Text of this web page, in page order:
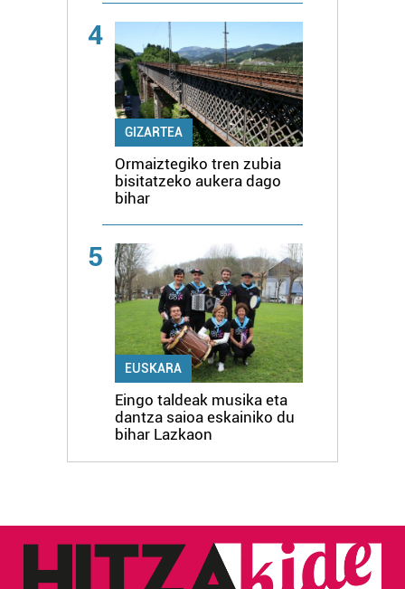
4
GIZARTEA
Ormaiztegiko tren zubia
bisitatzeko aukera dago
bihar
5
EUSKARA
Eingo taldeak musika eta
dantza saioa eskainiko du
bihar Lazkaon